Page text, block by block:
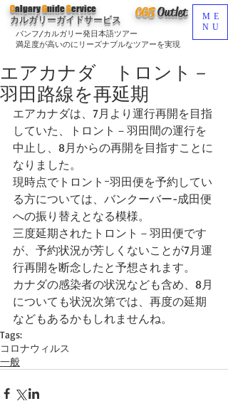
CGSOutlet
バンフ/カルガリー発日本語ツアー
満足度が高いのにリーズナブルなツアーを実現
CalgaryGuideService
カルガリーガイドサービス
ME
NU
エアカナダ トロント－
羽田路線を再延期
エアカナダは、7月より運行再開を目指
していた、トロント－羽田間の運行を
中止し、8月からの再開を目指すことに
なりました。
現時点でトロントｰ羽田便を予約してい
る方については、バンクーバー-成田便
への振り替えとなる模様。
三度延期されたトロント－羽田便です
が、予約状況が芳しくないことが7月運
行再開を断念したと予想されます。
カナダの感染者の状況なども含め、8月
についても状況次第では、再度の延期
などもあるかもしれませんね。
Tags:
コロナウィルス
一般